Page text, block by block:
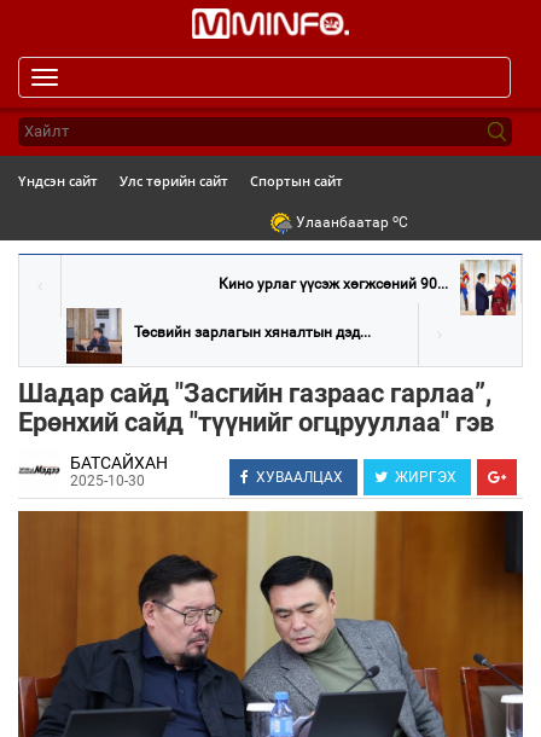
navigation
Үндсэн сайт Улс төрийн сайт Спортын сайт
Улаанбаатар oC
Кино урлаг үүсэж хөгжсөний 90...
Төсвийн зарлагын хяналтын дэд...
Шадар сайд "Засгийн газраас гарлаа”,
Ерөнхий сайд "түүнийг огцрууллаа" гэв
БАТСАЙХАН
2025-10-30 ХУВААЛЦАХ ЖИРГЭХ